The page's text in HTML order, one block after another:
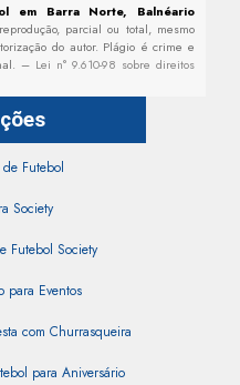
em Barra Norte, Balnéario
parcial ou total, mesmo
do autor. Plágio é crime e
– Lei n° 9.610-98 sobre direitos
Futebol
Society
Futebol Society
para Eventos
com Churrasqueira
para Aniversário